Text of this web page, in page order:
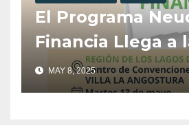
Villa La
El Programa
Financia Llega a
Los Lagos Del
MAY 8, 2025